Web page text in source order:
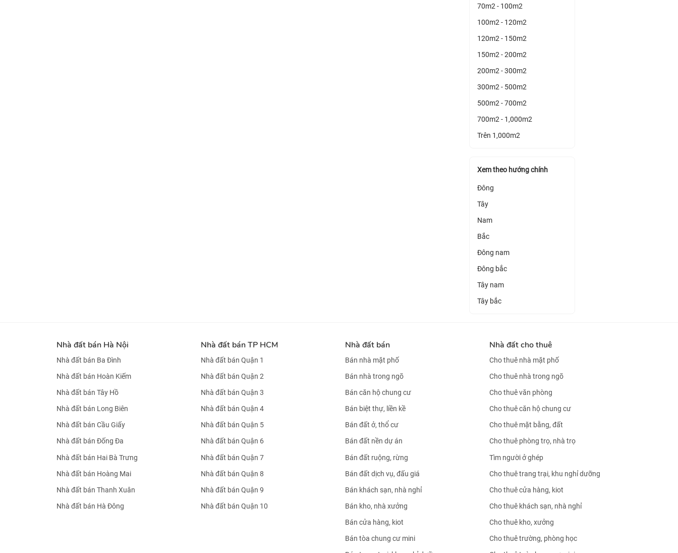
70m2 - 100m2
100m2 - 120m2
120m2 - 150m2
150m2 - 200m2
200m2 - 300m2
300m2 - 500m2
500m2 - 700m2
700m2 - 1,000m2
Trên 1,000m2
Xem theo hướng chính
Đông
Tây
Nam
Bắc
Đông nam
Đông bắc
Tây nam
Tây bắc
Nhà đất bán Hà Nội
Nhà đất bán Ba Đình
Nhà đất bán Hoàn Kiếm
Nhà đất bán Tây Hồ
Nhà đất bán Long Biên
Nhà đất bán Cầu Giấy
Nhà đất bán Đống Đa
Nhà đất bán Hai Bà Trưng
Nhà đất bán Hoàng Mai
Nhà đất bán Thanh Xuân
Nhà đất bán Hà Đông
Nhà đất bán TP HCM
Nhà đất bán Quận 1
Nhà đất bán Quận 2
Nhà đất bán Quận 3
Nhà đất bán Quận 4
Nhà đất bán Quận 5
Nhà đất bán Quận 6
Nhà đất bán Quận 7
Nhà đất bán Quận 8
Nhà đất bán Quận 9
Nhà đất bán Quận 10
Nhà đất bán
Bán nhà mặt phố
Bán nhà trong ngõ
Bán căn hộ chung cư
Bán biệt thự, liền kề
Bán đất ở, thổ cư
Bán đất nền dự án
Bán đất ruộng, rừng
Bán đất dịch vụ, đấu giá
Bán khách sạn, nhà nghỉ
Bán kho, nhà xưởng
Bán cửa hàng, kiot
Bán tòa chung cư mini
Nhà đất cho thuê
Cho thuê nhà mặt phố
Cho thuê nhà trong ngõ
Cho thuê văn phòng
Cho thuê căn hộ chung cư
Cho thuê mặt bằng, đất
Cho thuê phòng trọ, nhà trọ
Tìm người ở ghép
Cho thuê trang trại, khu nghỉ dưỡng
Cho thuê cửa hàng, kiot
Cho thuê khách sạn, nhà nghỉ
Cho thuê kho, xưởng
Cho thuê trường, phòng học